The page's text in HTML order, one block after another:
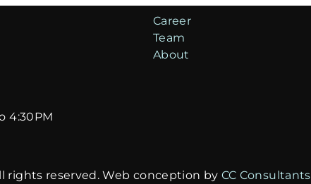
4:30PM
Career
Team
About
rights reserved. Web conception by CC Consultants